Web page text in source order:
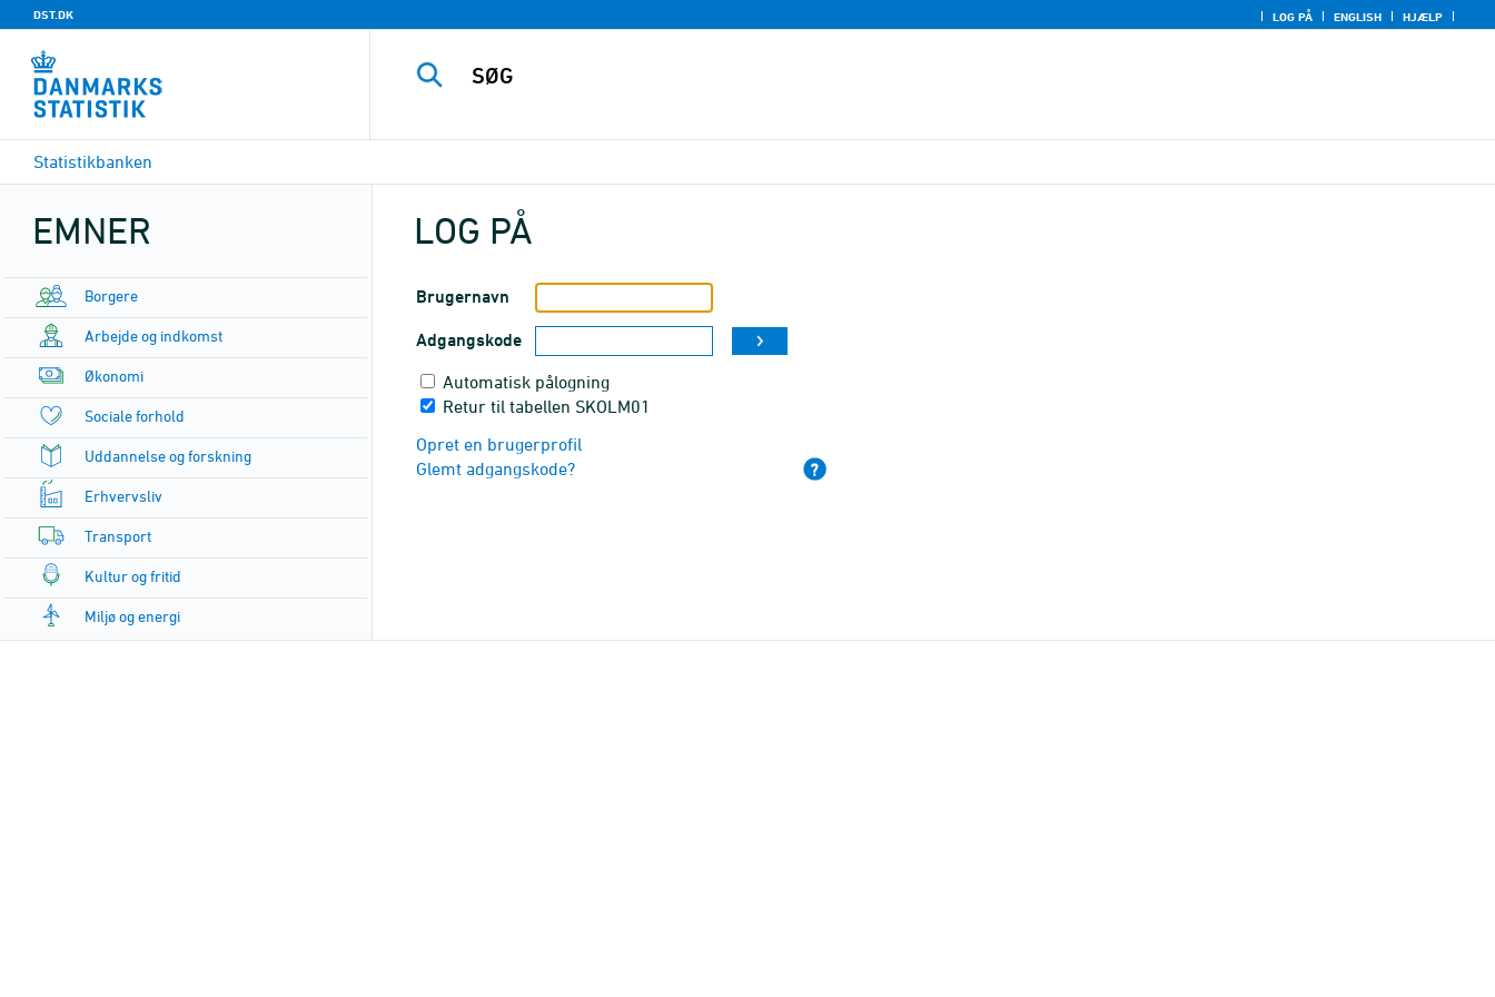
DST.DK LOG PÅ ENGLISH HJÆLP
Statistikbanken
EMNER
Borgere
Arbejde og indkomst
Økonomi
Sociale forhold
Uddannelse og forskning
Erhvervsliv
Transport
Kultur og fritid
Miljø og energi
LOG PÅ
Brugernavn
Adgangskode
Automatisk pålogning
Retur til tabellen SKOLM01
Opret en brugerprofil
Glemt adgangskode?